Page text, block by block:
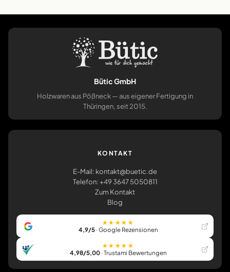
Bütic GmbH
Holzwaren aus Pößneck — aus eigener Fertigung in
Thüringen, seit 2015.
KONTAKT
E-Mail: kontakt@buetic.de
Telefon: +49 3647 5050811
Zum Kontakt
Blog
★★★★★
4,9/5· Google Rezensionen
★★★★★
4,98/5,00· Trustami Bewertungen